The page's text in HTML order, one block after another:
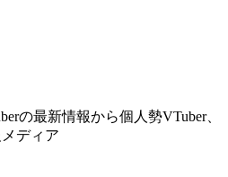
の最新情報から個人勢VTuber、
ディア